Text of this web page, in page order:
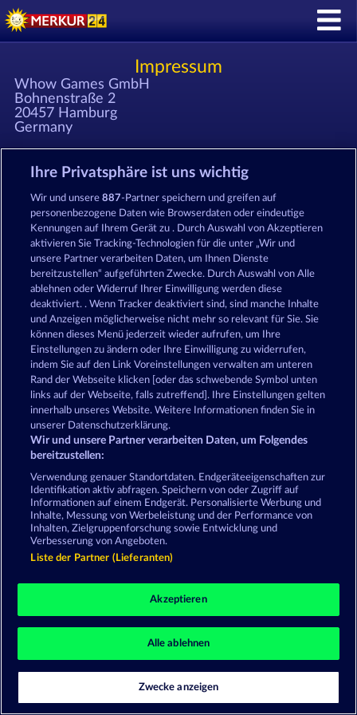
Impressum
Whow Games GmbH
Bohnenstraße 2
20457 Hamburg
Germany
Telefon: +49 '0'40 609 4372 30
Fax: +49 '0'40 609 4372 31
Eingetragen beim: Amtsgericht Hamburg HRB 126
959
Geschäftsführer: Giovanni Valeriota, Jaeyoung Choi
USt-IdNr: DE294031346
AGB Datenschutz Impressum
Unternehmensseite FAQ Facebook
Widerruf einreichen
Social Casino Spiele dienen der reinen Unterhaltung
und haben keinen Einfluss auf mögliche künftige
Erfolge bei Glücksspielen mit Geldeinsatz.
©2026 Whow Games GmbH
Ihre Privatsphäre ist uns wichtig
Wir und unsere887-Partner speichern und greifen auf
personenbezogene Daten wie Browserdaten oder eindeutige
Kennungen auf Ihrem Gerät zu . Durch Auswahl von Akzeptieren
aktivieren Sie Tracking-Technologien für die unter „Wir und
unsere Partner verarbeiten Daten, um Ihnen Dienste
bereitzustellen“ aufgeführten Zwecke. Durch Auswahl von Alle
ablehnen oder Widerruf Ihrer Einwilligung werden diese
deaktiviert. . Wenn Tracker deaktiviert sind, sind manche Inhalte
und Anzeigen möglicherweise nicht mehr so ​​relevant für Sie. Sie
können dieses Menü jederzeit wieder aufrufen, um Ihre
Einstellungen zu ändern oder Ihre Einwilligung zu widerrufen,
indem Sie auf den Link Voreinstellungen verwalten am unteren
Rand der Webseite klicken [oder das schwebende Symbol unten
links auf der Webseite, falls zutreffend]. Ihre Einstellungen gelten
innerhalb unseres Website. Weitere Informationen finden Sie in
unserer Datenschutzerklärung.
Wir und unsere Partner verarbeiten Daten, um Folgendes
bereitzustellen:
Verwendung genauer Standortdaten. Endgeräteeigenschaften zur
Identifikation aktiv abfragen. Speichern von oder Zugriff auf
Informationen auf einem Endgerät. Personalisierte Werbung und
Inhalte, Messung von Werbeleistung und der Performance von
Inhalten, Zielgruppenforschung sowie Entwicklung und
Verbesserung von Angeboten.
Liste der Partner (Lieferanten)
Akzeptieren
Alle ablehnen
Zwecke anzeigen